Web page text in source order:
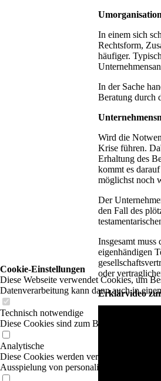
In einem sich
Rechtsform,
häufiger.
In der Sache
Beratung durch
Wird die
Krise führen.
Erhaltung des
kommt es
möglichst noch
Der
den Fall des
Insgesamt muss
eigenhändigen
oder
Erklärvideo
Cookie-Einstellungen
Diese Webseite verwendet Cookies, um
Datenverarbeitung kann dann auch in
Technisch notwendige
Diese Cookies sind zum Betrieb der
Analytische
Diese Cookies werden verwendet, um
Ausspielung von personalisierter